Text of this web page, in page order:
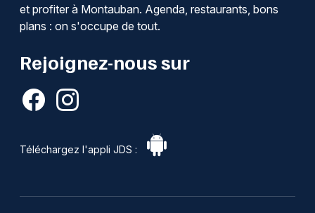
et profiter à Montauban. Agenda, restaurants, bons
plans : on s'occupe de tout.
Rejoignez-nous sur
Téléchargez l'appli JDS :